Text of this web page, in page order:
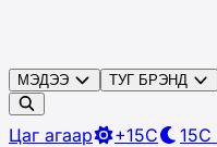
МЭДЭЭ ТУГ БРЭНД
Цаг агаар +15C 15C